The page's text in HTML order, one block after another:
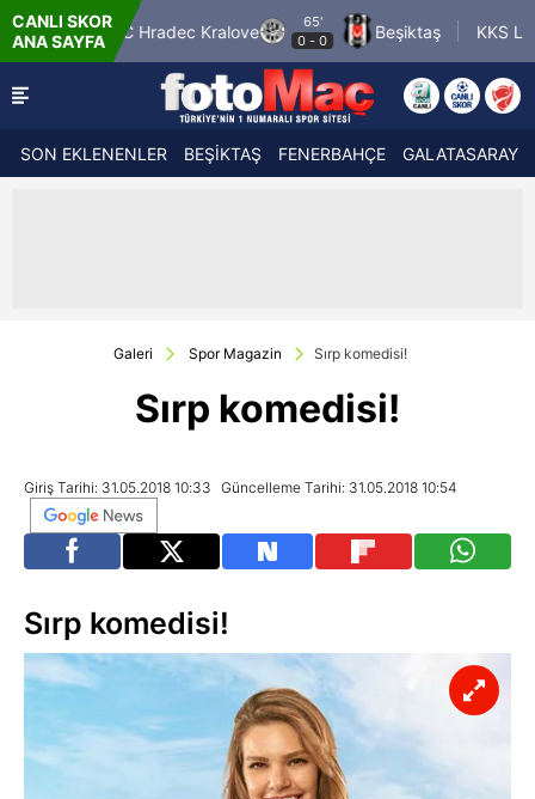
CANLI SKOR
ANA SAYFA
FC Hradec Kralove
0-0 Beşiktaş KKS Lech Poznan
SON EKLENENLER BEŞİKTAŞ FENERBAHÇE GALATASARAY
Galeri Spor Magazin Sırp komedisi!
Sırp komedisi!
Giriş Tarihi: 31.05.2018 10:33 Güncelleme Tarihi: 31.05.2018 10:54
Sırp komedisi!